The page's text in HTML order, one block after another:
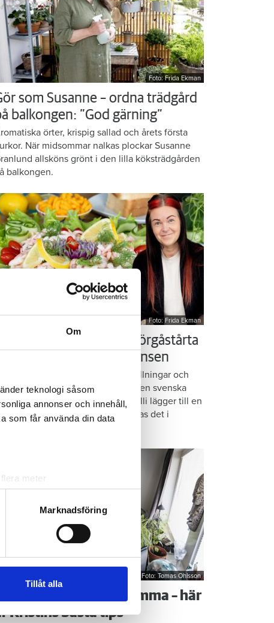
Om
teknologi såsom
annonser och innehåll,
som får använda din data
meter
. Du kan ändra
information från din enhet
tur kombinera informationen
Marknadsföring
Tillåt alla
Foto: Frida Ekman
som Susanne – ordna trädgård
balkongen: ”God gärning”
örter, krispig sallad och årets första
När midsommar nalkas plockar Susanne
allsköns grönt i den lilla köksträdgården
balkongen.
Foto: Frida Ekman
Messi älskar Victorias smörgåstårta
– trots den galna ingrediensen
Formbrödsskivor i rader, krämiga fyllningar och
grönsaker. Det är basen i den svenska
smörgåstårta. Victoria Lalli lägger till en
– och ändå vattnas det i
Foto: Tomas Ohlsson
Så sparar du vatten hemma – här
Kristins bästa tips